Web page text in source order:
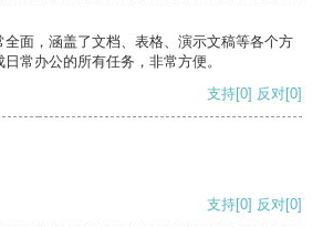
面，涵盖了文档、表格、演示文稿等各个方
常办公的所有任务，非常方便。
支持[0] 反对[0]
支持[0] 反对[0]